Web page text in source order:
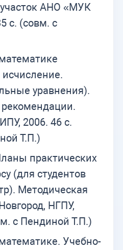
АНО «МУК
с. (совм. с
уравнения).
2006. 46 с.
Т.П.)
практических
(для студентов
Методическая
НГПУ,
с Пендиной Т.П.)
Учебно-